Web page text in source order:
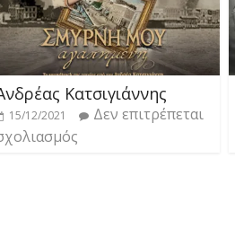
Κατσιγιάννης
15/12/2021
Δεν επιτρέπεται